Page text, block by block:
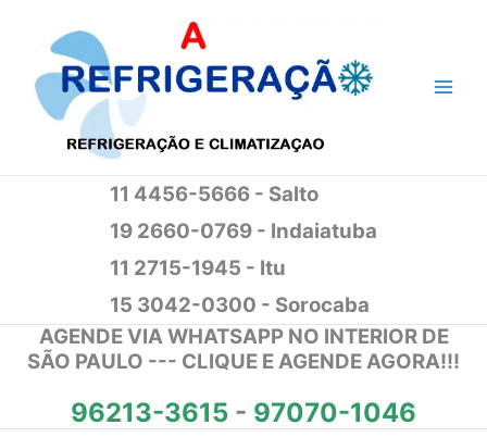
conteúdo
11 4456-5666 - Salto
19 2660-0769 - Indaiatuba
11 2715-1945 - Itu
15 3042-0300 - Sorocaba
AGENDE VIA WHATSAPP NO INTERIOR DE
SÃO PAULO --- CLIQUE E AGENDE AGORA!!!
96213-3615 - 97070-1046